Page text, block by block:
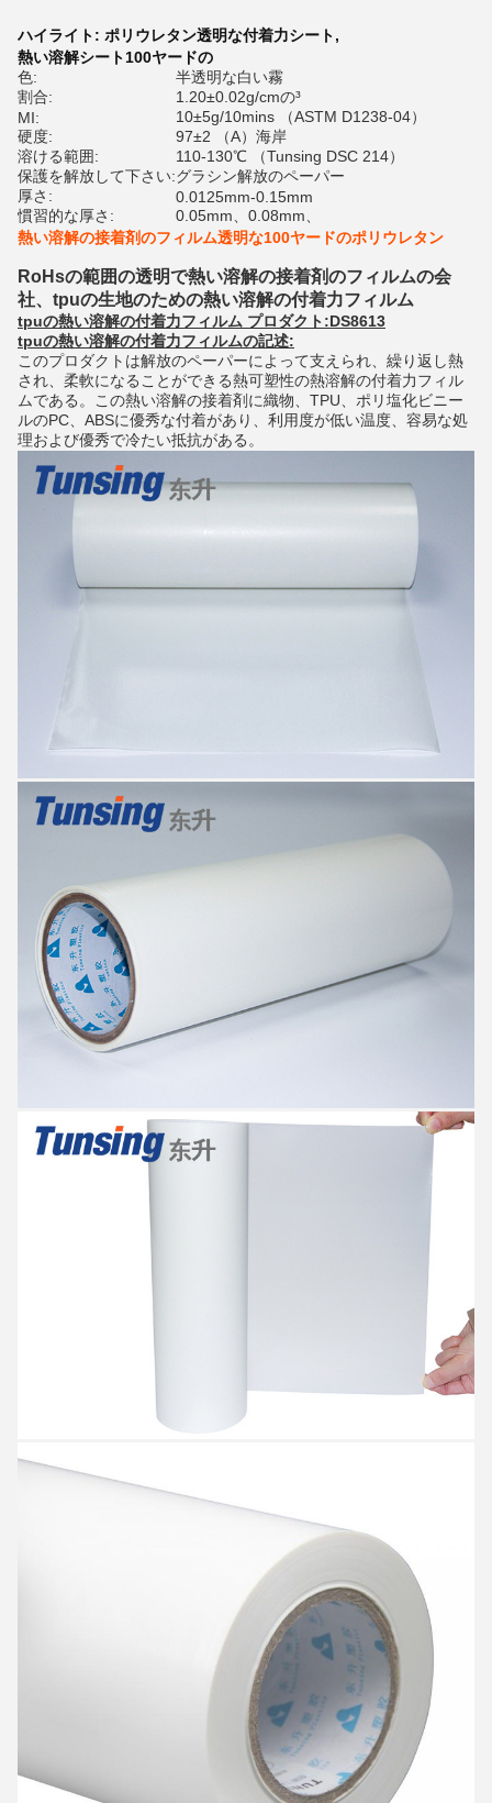
ハイライト: ポリウレタン透明な付着力シート,
熱い溶解シート100ヤードの
色:
半透明な白い霧
割合:
1.20±0.02g/cmの³
MI:
10±5g/10mins （ASTM D1238-04）
硬度:
97±2 （A）海岸
溶ける範囲:
110-130℃ （Tunsing DSC 214）
保護を解放して下さい:グラシン解放のペーパー
厚さ:
0.0125mm-0.15mm
慣習的な厚さ:
0.05mm、0.08mm、
熱い溶解の接着剤のフィルム透明な100ヤードのポリウレタン
RoHsの範囲の透明で熱い溶解の接着剤のフィルムの会
社、tpuの生地のための熱い溶解の付着力フィルム
tpuの熱い溶解の付着力フィルム プロダクト:DS8613
tpuの熱い溶解の付着力フィルムの記述:
このプロダクトは解放のペーパーによって支えられ、繰り返し熱
され、柔軟になることができる熱可塑性の熱溶解の付着力フィル
ムである。この熱い溶解の接着剤に織物、TPU、ポリ塩化ビニー
ルのPC、ABSに優秀な付着があり、利用度が低い温度、容易な処
理および優秀で冷たい抵抗がある。